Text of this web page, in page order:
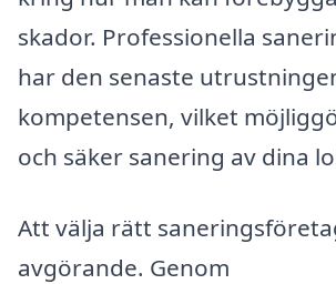
skador. Professionella
har den senaste
kompetensen, vilket
och säker sanering av dina
Att välja rätt
avgörande. Genom